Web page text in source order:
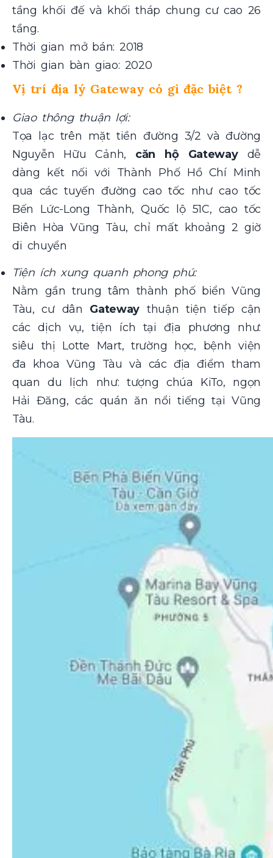
tầng khối đế và khối tháp chung cư cao 26
tầng.
Thời gian mở bán: 2018
Thời gian bàn giao: 2020
Vị trí địa lý Gateway có gì đặc biệt ?
Giao thông thuận lợi:
Tọa lạc trên mặt tiền đường 3/2 và đường
Nguyễn Hữu Cảnh, căn hộ Gateway dễ
dàng kết nối với Thành Phố Hồ Chí Minh
qua các tuyến đường cao tốc như cao tốc
Bến Lức-Long Thành, Quốc lộ 51C, cao tốc
Biên Hòa Vũng Tàu, chỉ mất khoảng 2 giờ
di chuyển
Tiện ích xung quanh phong phú:
Nằm gần trung tâm thành phố biển Vũng
Tàu, cư dân Gateway thuận tiện tiếp cận
các dịch vụ, tiện ích tại địa phương như:
siêu thị Lotte Mart, trường học, bệnh viện
đa khoa Vũng Tàu và các địa điểm tham
quan du lịch như: tượng chúa KiTo, ngọn
Hải Đăng, các quán ăn nổi tiếng tại Vũng
Tàu.